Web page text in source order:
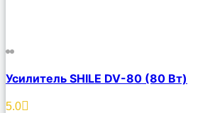
Описание
Избранное
Усилитель SHILE DV-80 (80 Вт)
5.0